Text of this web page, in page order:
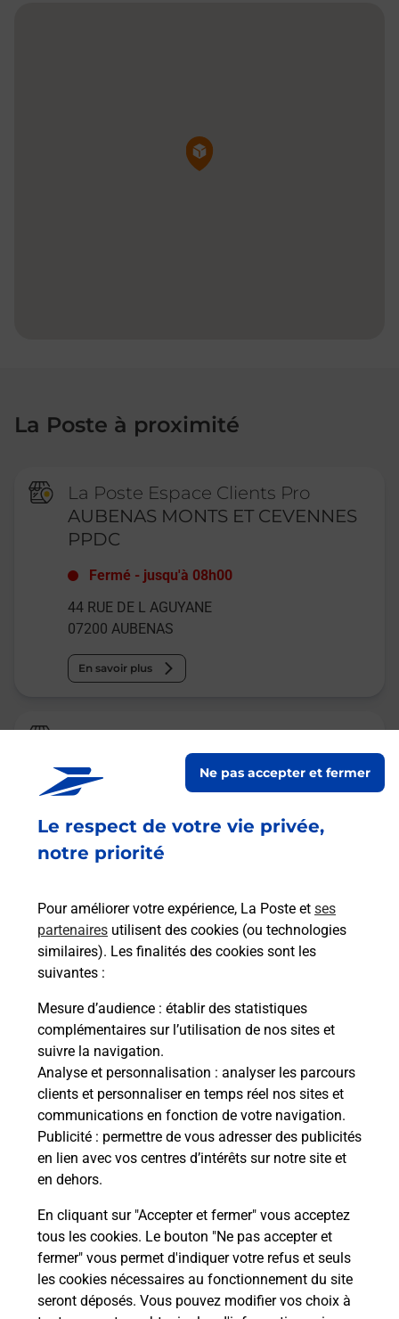
Le respect de votre vie privée,
notre priorité
Pour améliorer votre expérience, La Poste et ses
partenaires utilisent des cookies (ou technologies
similaires). Les finalités des cookies sont les
suivantes :
Mesure d’audience : établir des statistiques
complémentaires sur l’utilisation de nos sites et
suivre la navigation.
Analyse et personnalisation : analyser les parcours
clients et personnaliser en temps réel nos sites et
communications en fonction de votre navigation.
Publicité : permettre de vous adresser des publicités
en lien avec vos centres d’intérêts sur notre site et
en dehors.
En cliquant sur "Accepter et fermer" vous acceptez
tous les cookies. Le bouton "Ne pas accepter et
fermer" vous permet d'indiquer votre refus et seuls
les cookies nécessaires au fonctionnement du site
seront déposés. Vous pouvez modifier vos choix à
Ne pas accepter et fermer
Pin de la carte
La Poste à proximité
La Poste Espace Clients Pro
AUBENAS MONTS ET CEVENNES
PPDC
Fermé - jusqu'à 08h00
44 RUE DE L AGUYANE
07200 AUBENAS
En savoir plus
Relais Pickup
OUIGLASS AUBENAS
6 AVENUE DE BELLANDE
07200 AUBENAS
Malin !
La Poste
en ligne
Ouvert 24h/24
En savoir plus
AUBENAS
CONSIGNE PICKUP LA POSTE AUBENAS